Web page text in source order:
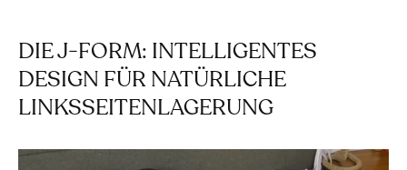
DIE J-FORM: INTELLIGENTES
DESIGN FÜR NATÜRLICHE
LINKSSEITENLAGERUNG